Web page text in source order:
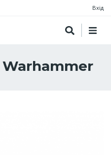
Вхід
Warhammer